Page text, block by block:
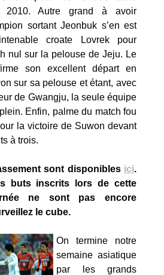
2010. Autre grand à avoir
sortant Jeonbuk s’en est
croate Lovrek pour
nul sur la pelouse de Jeju. Le
son excellent départ en
sur sa pelouse et étant, avec
de Gwangju, la seule équipe
Enfin, palme du match fou
la victoire de Suwon devant
à trois.
sont disponibles ici.
buts inscrits lors de cette
ne sont pas encore
le cube.
On termine notre
semaine asiatique
par les grands